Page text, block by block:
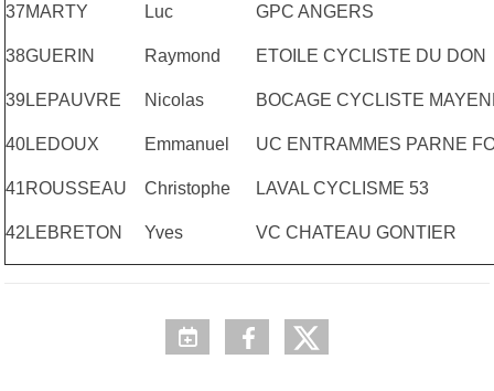
37MARTY Luc GPC ANGERS
38GUERIN Raymond ETOILE CYCLISTE DU DON
39 LEPAUVRE Nicolas BOCAGE CYCLISTE
40LEDOUX Emmanuel UC ENTRAMMES PARNE
41ROUSSEAU Christophe LAVAL CYCLISME 53
42 LEBRETON Yves VC CHATEAU GONTIER